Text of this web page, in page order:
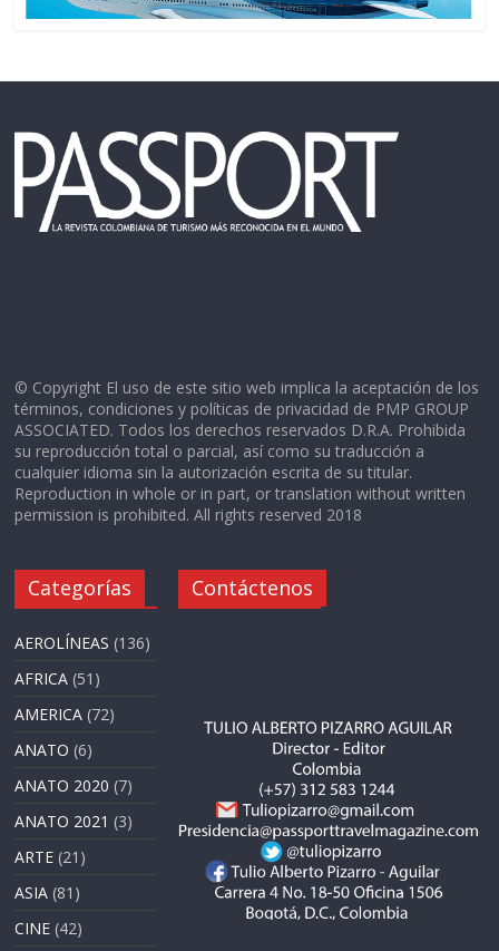
© Copyright El uso de este sitio web implica la aceptación de los
términos, condiciones y políticas de privacidad de PMP GROUP
ASSOCIATED. Todos los derechos reservados D.R.A. Prohibida
su reproducción total o parcial, así como su traducción a
cualquier idioma sin la autorización escrita de su titular.
Reproduction in whole or in part, or translation without written
permission is prohibited. All rights reserved 2018
Categorías
AEROLÍNEAS (136)
AFRICA (51)
AMERICA (72)
ANATO (6)
ANATO 2020 (7)
ANATO 2021 (3)
ARTE (21)
ASIA (81)
CINE (42)
Contáctenos